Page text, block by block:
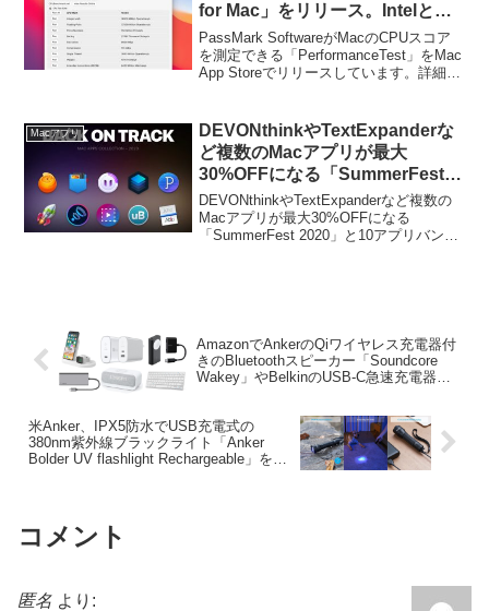
for Mac」をリリース。Intelと
Apple Siliconをサポートし、測
定結果はCPU Benchmark .netで
比較可能。
PassMark SoftwareがMacのCPUスコア
を測定できる「PerformanceTest」をMac
App Storeでリリースしています。詳細は
Macアプリ
DEVONthinkやTextExpanderな
ど複数のMacアプリが最大
30%OFFになる「SummerFest
2020」と10アプリバンドルが
79%OFFとなる「Back on
Track」キャンペーンが開催中。
DEVONthinkやTextExpanderなど複数の
Macアプリが最大30%OFFになる
「SummerFest 2020」と10アプリバンド
AmazonでAnkerのQiワイヤレス充電器付
きのBluetoothスピーカー「Soundcore
Wakey」やBelkinのUSB-C急速充電器の
米Anker、IPX5防水でUSB充電式の
380nm紫外線ブラックライト「Anker
Bolder UV flashlight Rechargeable」を発
コメント
匿名 より: